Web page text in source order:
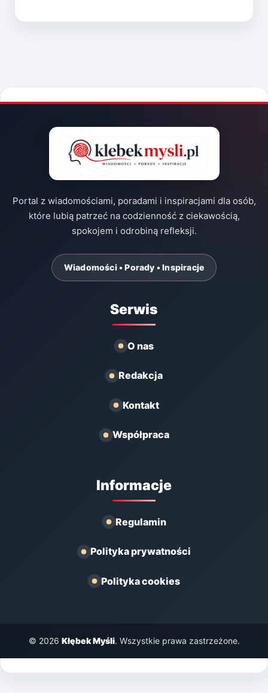
Portal z wiadomościami, poradami i inspiracjami dla osób,
które lubią patrzeć na codzienność z ciekawością,
spokojem i odrobiną refleksji.
Wiadomości • Porady • Inspiracje
Serwis
O nas
Redakcja
Kontakt
Współpraca
Informacje
Regulamin
Polityka prywatności
Polityka cookies
© 2026 Kłębek Myśli. Wszystkie prawa zastrzeżone.